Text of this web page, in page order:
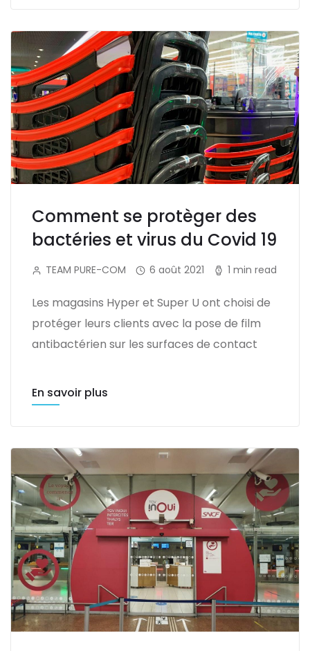
Comment se protèger des
bactéries et virus du Covid 19
TEAM PURE-COM 6 août 2021 1 min read
Les magasins Hyper et Super U ont choisi de
protéger leurs clients avec la pose de film
antibactérien sur les surfaces de contact
En savoir plus